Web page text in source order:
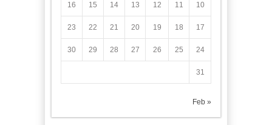
10
11
12
13
14
15
16
17
18
19
20
21
22
23
24
25
26
27
28
29
30
31
« Feb